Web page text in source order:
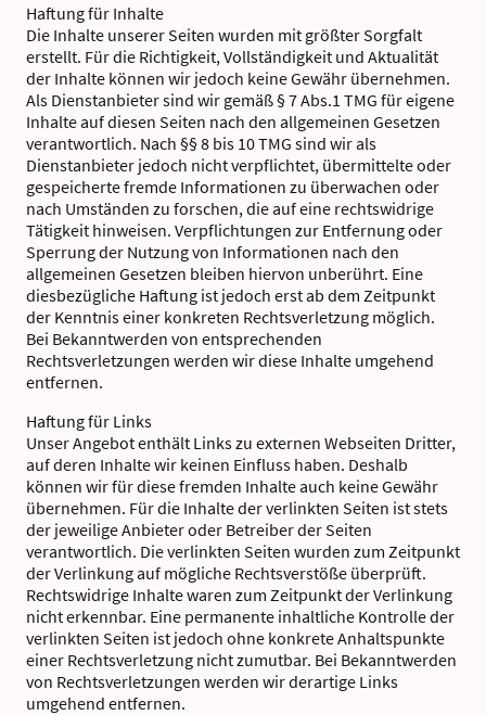
Haftung für Inhalte
Die Inhalte unserer Seiten wurden mit größter Sorgfalt
erstellt. Für die Richtigkeit, Vollständigkeit und Aktualität
der Inhalte können wir jedoch keine Gewähr übernehmen.
Als Dienstanbieter sind wir gemäß § 7 Abs.1 TMG für eigene
Inhalte auf diesen Seiten nach den allgemeinen Gesetzen
verantwortlich. Nach §§ 8 bis 10 TMG sind wir als
Dienstanbieter jedoch nicht verpflichtet, übermittelte oder
gespeicherte fremde Informationen zu überwachen oder
nach Umständen zu forschen, die auf eine rechtswidrige
Tätigkeit hinweisen. Verpflichtungen zur Entfernung oder
Sperrung der Nutzung von Informationen nach den
allgemeinen Gesetzen bleiben hiervon unberührt. Eine
diesbezügliche Haftung ist jedoch erst ab dem Zeitpunkt
der Kenntnis einer konkreten Rechtsverletzung möglich.
Bei Bekanntwerden von entsprechenden
Rechtsverletzungen werden wir diese Inhalte umgehend
entfernen.
Haftung für Links
Unser Angebot enthält Links zu externen Webseiten Dritter,
auf deren Inhalte wir keinen Einfluss haben. Deshalb
können wir für diese fremden Inhalte auch keine Gewähr
übernehmen. Für die Inhalte der verlinkten Seiten ist stets
der jeweilige Anbieter oder Betreiber der Seiten
verantwortlich. Die verlinkten Seiten wurden zum Zeitpunkt
der Verlinkung auf mögliche Rechtsverstöße überprüft.
Rechtswidrige Inhalte waren zum Zeitpunkt der Verlinkung
nicht erkennbar. Eine permanente inhaltliche Kontrolle der
verlinkten Seiten ist jedoch ohne konkrete Anhaltspunkte
einer Rechtsverletzung nicht zumutbar. Bei Bekanntwerden
von Rechtsverletzungen werden wir derartige Links
umgehend entfernen.